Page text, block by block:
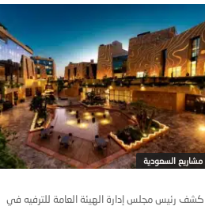
مشاريع السعودية
كشف رئيس مجلس إدارة الهيئة العامة للترفيه في